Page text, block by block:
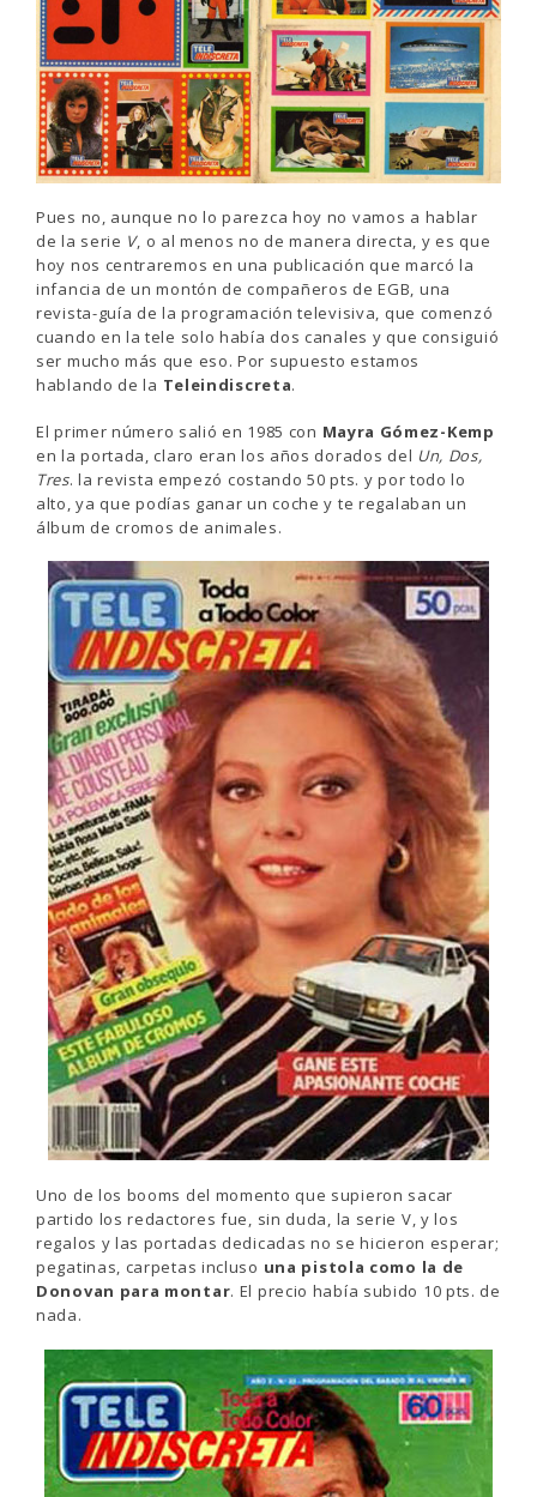
Pues no, aunque no lo parezca hoy no vamos a hablar
de la serie V, o al menos no de manera directa, y es que
hoy nos centraremos en una publicación que marcó la
infancia de un montón de compañeros de EGB, una
revista-guía de la programación televisiva, que comenzó
cuando en la tele solo había dos canales y que consiguió
ser mucho más que eso. Por supuesto estamos
hablando de la Teleindiscreta.
El primer número salió en 1985 con Mayra Gómez-Kemp
en la portada, claro eran los años dorados del Un, Dos,
Tres. la revista empezó costando 50 pts. y por todo lo
alto, ya que podías ganar un coche y te regalaban un
álbum de cromos de animales.
Uno de los booms del momento que supieron sacar
partido los redactores fue, sin duda, la serie V, y los
regalos y las portadas dedicadas no se hicieron esperar;
pegatinas, carpetas incluso una pistola como la de
Donovan para montar. El precio había subido 10 pts. de
nada.